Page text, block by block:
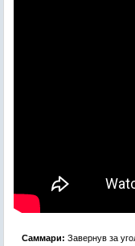
Саммари: Завернув за